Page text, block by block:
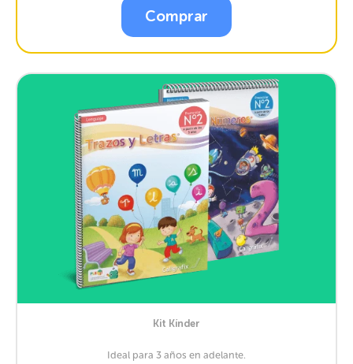
Comprar
Kit Kínder
Ideal para 3 años en adelante.